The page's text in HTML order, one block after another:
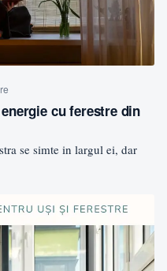
cu ferestre din
se simte in largul ei, dar